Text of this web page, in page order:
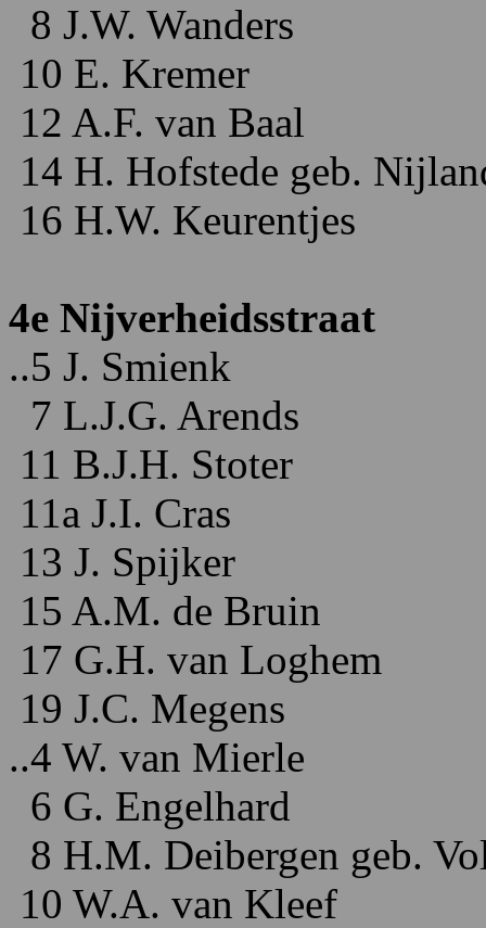
8 J.W. Wanders
10 E. Kremer
12 A.F. van Baal
14 H. Hofstede geb.
16 H.W. Keurentjes
4e Nijverheidsstraat
..5 J. Smienk
7 L.J.G. Arends
11 B.J.H. Stoter
11a J.I. Cras
13 J. Spijker
15 A.M. de Bruin
17 G.H. van Loghem
19 J.C. Megens
..4 W. van Mierle
6 G. Engelhard
8 H.M. Deibergen geb.
10 W.A. van Kleef